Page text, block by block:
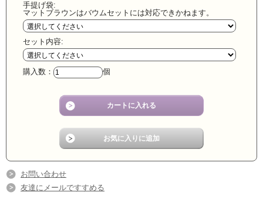
手提げ袋:
マットブラウンはバウムセットには対応できかねます。
セット内容:
購入数： 個
お問い合わせ
友達にメールですすめる